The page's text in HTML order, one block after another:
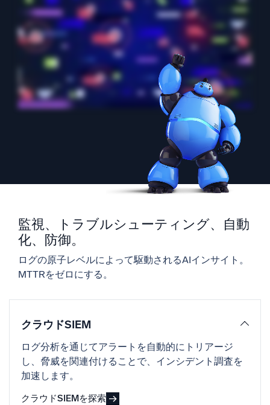
SIEM
脅威を迅速に発見し、より賢く対応
セキュリティ用ログ
強力なログ可視化でクラウドセキュリティを解放
ダイナミックオブザーバビリティ
監視とトラブルシューティング
強力な統合
信頼され、認定済み
監視、トラブルシューティング、自動
化、防御。
ログの原子レベルによって駆動されるAIインサイト。
MTTRをゼロにする。
クラウドSIEM
ログ分析を通じてアラートを自動的にトリアージ
し、脅威を関連付けることで、インシデント調査を
加速します。
クラウドSIEMを探索